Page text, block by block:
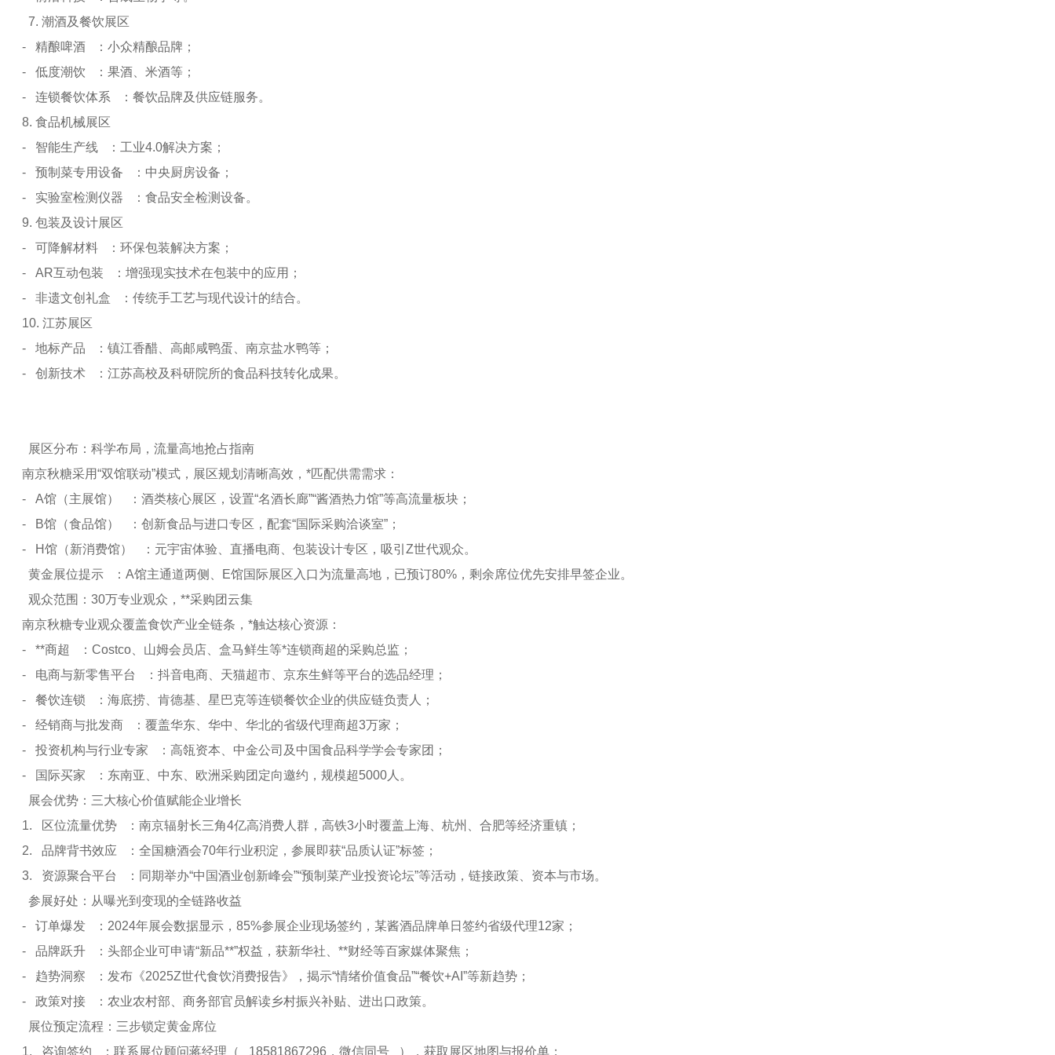
7. 潮酒及餐饮展区
- 精酿啤酒 ：小众精酿品牌；
- 低度潮饮 ：果酒、米酒等；
- 连锁餐饮体系 ：餐饮品牌及供应链服务。
8. 食品机械展区
- 智能生产线 ：工业4.0解决方案；
- 预制菜专用设备 ：中央厨房设备；
- 实验室检测仪器 ：食品安全检测设备。
9. 包装及设计展区
- 可降解材料 ：环保包装解决方案；
- AR互动包装 ：增强现实技术在包装中的应用；
- 非遗文创礼盒 ：传统手工艺与现代设计的结合。
10. 江苏展区
- 地标产品 ：镇江香醋、高邮咸鸭蛋、南京盐水鸭等；
- 创新技术 ：江苏高校及科研院所的食品科技转化成果。
展区分布：科学布局，流量高地抢占指南
南京秋糖采用“双馆联动”模式，展区规划清晰高效，*匹配供需需求：
- A馆（主展馆） ：酒类核心展区，设置“名酒长廊”“酱酒热力馆”等高流量板块；
- B馆（食品馆） ：创新食品与进口专区，配套“国际采购洽谈室”；
- H馆（新消费馆） ：元宇宙体验、直播电商、包装设计专区，吸引Z世代观众。
黄金展位提示 ：A馆主通道两侧、E馆国际展区入口为流量高地，已预订80%，剩余席位优先安排早签企业。
观众范围： 30万专业观众，**采购团云集
南京秋糖专业观众覆盖食饮产业全链条，*触达核心资源：
- **商超 ：Costco、山姆会员店、盒马鲜生等*连锁商超的采购总监；
- 电商与新零售平台 ：抖音电商、天猫超市、京东生鲜等平台的选品经理；
- 餐饮连锁 ：海底捞、肯德基、星巴克等连锁餐饮企业的供应链负责人；
- 经销商与批发商 ：覆盖华东、华中、华北的省级代理商超3万家；
- 投资机构与行业专家 ：高瓴资本、中金公司及中国食品科学学会专家团；
- 国际买家 ：东南亚、中东、欧洲采购团定向邀约，规模超5000人。
展会优势：三大核心价值赋能企业增长
1. 区位流量优势 ：南京辐射长三角4亿高消费人群，高铁3小时覆盖上海、杭州、合肥等经济重镇；
2. 品牌背书效应 ：全国糖酒会70年行业积淀，参展即获“品质认证”标签；
3. 资源聚合平台 ：同期举办“中国酒业创新峰会”“预制菜产业投资论坛”等活动，链接政策、资本与市场。
参展好处：从曝光到变现的全链路收益
- 订单爆发 ：2024年展会数据显示，85%参展企业现场签约，某酱酒品牌单日签约省级代理12家；
- 品牌跃升 ：头部企业可申请“新品**”权益，获新华社、**财经等百家媒体聚焦；
- 趋势洞察 ：发布《2025Z世代食饮消费报告》，揭示“情绪价值食品”“餐饮+AI”等新趋势；
- 政策对接 ：农业农村部、商务部官员解读乡村振兴补贴、进出口政策。
展位预定流程：三步锁定黄金席位
1. 咨询签约 ：联系展位顾问蒋经理（ 18581867296，微信同号 ），获取展区地图与报价单；